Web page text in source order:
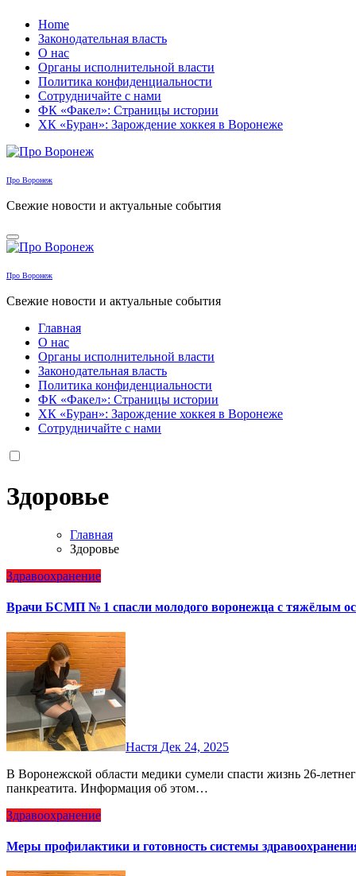
Перейти
содержанию
Home
Законодательная власть
О нас
Органы исполнительной власти
Политика конфиденциальности
Сотрудничайте с нами
ФК «Факел»: Страницы истории
ХК «Буран»: Зарождение хоккея в Воронеже
Про Воронеж
Свежие новости и актуальные события
Про Воронеж
Свежие новости и актуальные события
Главная
О нас
Органы исполнительной власти
Законодательная власть
Политика конфиденциальности
ФК «Факел»: Страницы истории
ХК «Буран»: Зарождение хоккея в Воронеже
Сотрудничайте с нами
Здоровье
Главная
Здоровье
Здравоохранение
Врачи БСМП № 1 спасли молодого воронежца с тяжёлым
Настя Дек 24, 2025
В Воронежской области медики сумели спасти жизнь 26‑летнего пациента с опасным для жизни осложнением
панкреатита. Информация об этом…
Здравоохранение
Меры профилактики и готовность системы